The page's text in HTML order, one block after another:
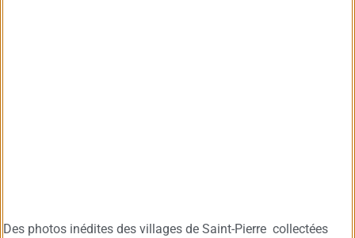
Des photos inédites des villages de Saint-Pierre collectées